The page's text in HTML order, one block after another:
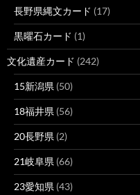
長野県縄文カード (17)
黒曜石カード (1)
文化遺産カード (242)
15新潟県 (50)
18福井県 (56)
20長野県 (2)
21岐阜県 (66)
23愛知県 (43)